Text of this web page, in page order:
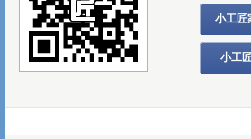
小工匠
小工